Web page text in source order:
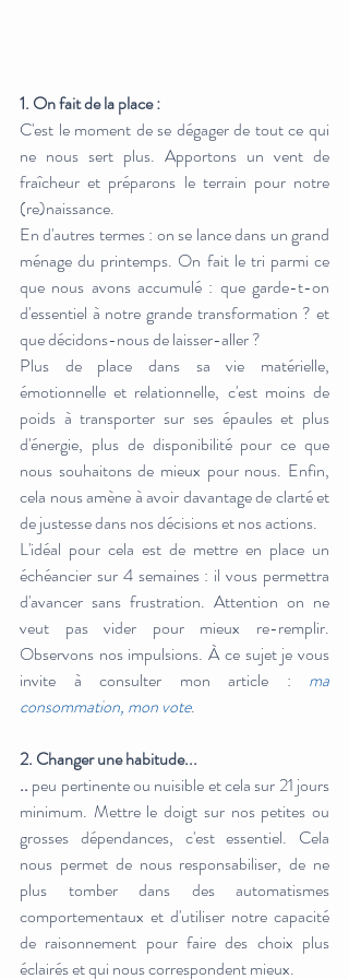
1. On fait de la place :
C'est le moment de se dégager de tout ce qui
ne nous sert plus. Apportons un vent de
fraîcheur et préparons le terrain pour notre
(re)naissance.
En d'autres termes : on se lance dans un grand
ménage du printemps. On fait le tri parmi ce
que nous avons accumulé : que garde-t-on
d'essentiel à notre grande transformation ? et
que décidons-nous de laisser-aller ?
Plus de place dans sa vie matérielle,
émotionnelle et relationnelle, c'est moins de
poids à transporter sur ses épaules et plus
d'énergie, plus de disponibilité pour ce que
nous souhaitons de mieux pour nous. Enfin,
cela nous amène à avoir davantage de clarté et
de justesse dans nos décisions et nos actions.
L'idéal pour cela est de mettre en place un
échéancier sur 4 semaines : il vous permettra
d'avancer sans frustration. Attention on ne
veut pas vider pour mieux re-remplir.
Observons nos impulsions. À ce sujet je vous
invite à consulter mon article : ma
consommation, mon vote.
2. Changer une habitude...
.. peu pertinente ou nuisible et cela sur 21 jours
minimum. Mettre le doigt sur nos petites ou
grosses dépendances, c'est essentiel. Cela
nous permet de nous responsabiliser, de ne
plus tomber dans des automatismes
comportementaux et d'utiliser notre capacité
de raisonnement pour faire des choix plus
éclairés et qui nous correspondent mieux.